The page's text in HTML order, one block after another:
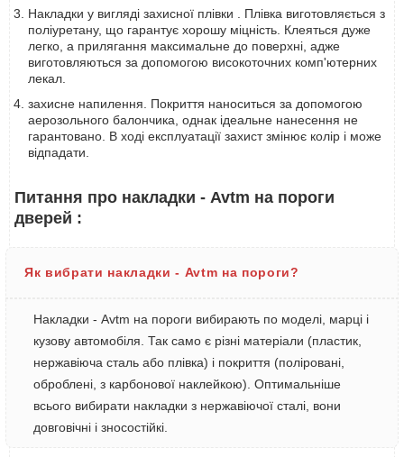
Накладки у вигляді захисної плівки . Плівка виготовляється з
поліуретану, що гарантує хорошу міцність. Клеяться дуже
легко, а прилягання максимальне до поверхні, адже
виготовляються за допомогою високоточних комп'ютерних
лекал.
захисне напилення. Покриття наноситься за допомогою
аерозольного балончика, однак ідеальне нанесення не
гарантовано. В ході експлуатації захист змінює колір і може
відпадати.
Питання про накладки - Avtm на пороги
дверей :
Як вибрати накладки - Avtm на пороги?
Накладки - Avtm на пороги вибирають по моделі, марці і
кузову автомобіля. Так само є різні матеріали (пластик,
нержавіюча сталь або плівка) і покриття (поліровані,
оброблені, з карбонової наклейкою). Оптимальніше
всього вибирати накладки з нержавіючої сталі, вони
довговічні і зносостійкі.